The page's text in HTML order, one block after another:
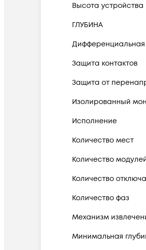
Высота
ГЛУБИНА
Дифференциальная
Защита контактов
Защита от
Изолированный
Исполнение
Количество мест
Количество
Количество
Количество фаз
Механизм
Минимальная